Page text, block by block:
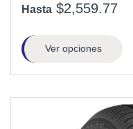
Hasta $2,559.77
Ver opciones